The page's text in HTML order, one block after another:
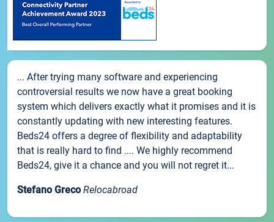
... After trying many software and experiencing
controversial results we now have a great booking
system which delivers exactly what it promises and it is
constantly updating with new interesting features.
Beds24 offers a degree of flexibility and adaptability
that is really hard to find .... We highly recommend
Beds24, give it a chance and you will not regret it...
Stefano Greco Relocabroad